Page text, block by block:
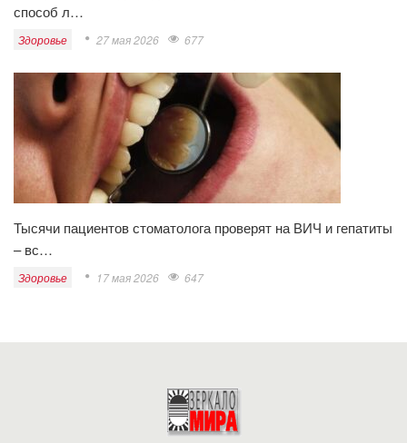
способ л…
Здоровье 27 мая 2026 677
Тысячи пациентов стоматолога проверят на ВИЧ и гепатиты
– вс…
Здоровье 17 мая 2026 647